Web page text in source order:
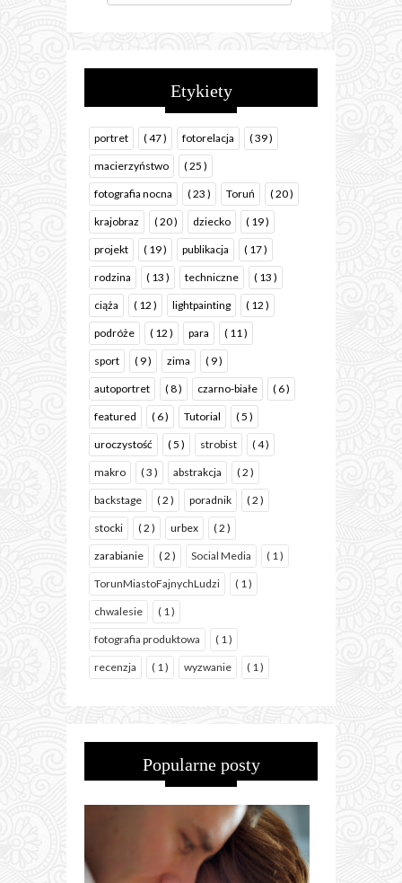
Etykiety
portret ( 47 ) fotorelacja ( 39 )
macierzyństwo ( 25 )
fotografia nocna ( 23 ) Toruń ( 20 )
krajobraz ( 20 ) dziecko ( 19 )
projekt ( 19 ) publikacja ( 17 )
rodzina ( 13 ) techniczne ( 13 )
ciąża ( 12 ) lightpainting ( 12 )
podróże ( 12 ) para ( 11 )
sport ( 9 ) zima ( 9 )
autoportret ( 8 ) czarno-białe ( 6 )
featured ( 6 ) Tutorial ( 5 )
uroczystość ( 5 ) strobist ( 4 )
makro ( 3 ) abstrakcja ( 2 )
backstage ( 2 ) poradnik ( 2 )
stocki ( 2 ) urbex ( 2 )
zarabianie ( 2 ) Social Media ( 1 )
TorunMiastoFajnychLudzi ( 1 )
chwalesie ( 1 )
fotografia produktowa ( 1 )
recenzja ( 1 ) wyzwanie ( 1 )
Popularne posty